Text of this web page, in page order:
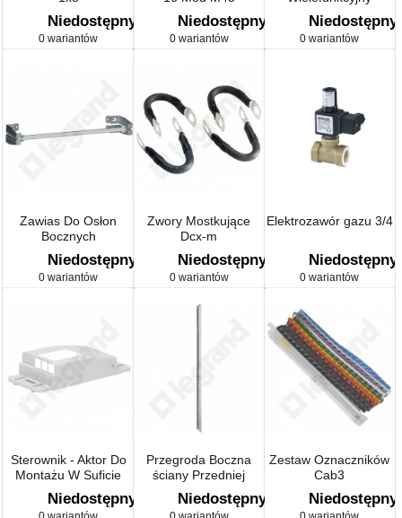
Niedostępny
0 wariantów
Niedostępny
0 wariantów
Końcówka
Niedostępny
0 wariantów
Zawias Do Osłon
Bocznych
Niedostępny
0 wariantów
Zwory Mostkujące
Dcx-m
Niedostępny
0 wariantów
Elektrozawór gazu 3/4
Niedostępny
0 wariantów
Sterownik - Aktor Do
Montażu W Suficie
Podwieszanym
Niedostępny
Przegroda Boczna
ściany Przedniej
Niedostępny
Zestaw Oznaczników
Cab3
Niedostępny